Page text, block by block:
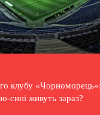
клубу
сині живуть зараз?